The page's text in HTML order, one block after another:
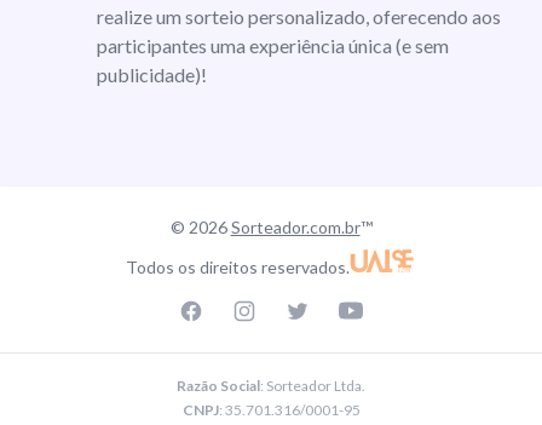
realize um sorteio personalizado, oferecendo aos
participantes uma experiência única (e sem
publicidade)!
© 2026Sorteador.com.br™
Todos os direitos reservados.
Razão Social: Sorteador Ltda.
CNPJ: 35.701.316/0001-95